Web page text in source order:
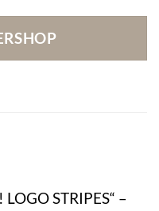
€.
STRIPES“ –